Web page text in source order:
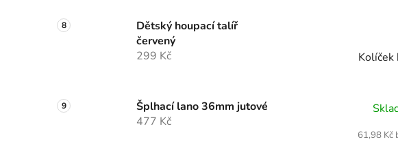
Dětský houpací talíř
červený
299 Kč
Šplhací lano 36mm jutové
477 Kč
Kolíček
61,98 Kč